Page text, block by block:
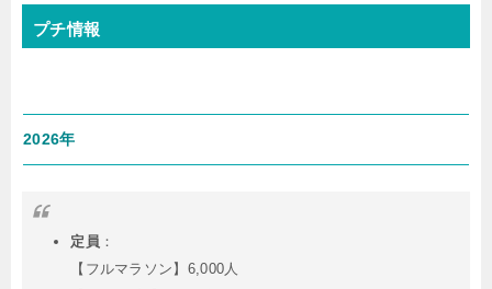
プチ情報
2026年
定員 ：
【フルマラソン】6,000人